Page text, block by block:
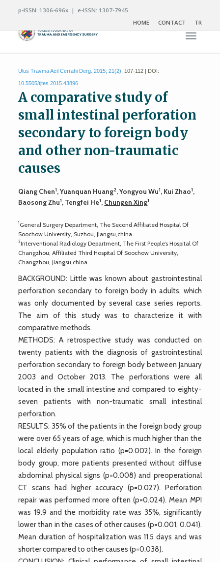
p-ISSN: 1306-696x | e-ISSN: 1307-7945
HOME
CONTACT TR
Toggle
Ulus Travma Acil Cerrahi Derg. 2015; 21(2): 107-112 | DOI:
10.5505/tjtes.2015.43896
A comparative study of
small intestinal perforation
secondary to foreign body
and other non-traumatic
causes
Qiang Chen1, Yuanquan Huang2, Yongyou Wu1, Kui Zhao1,
Baosong Zhu1, Tengfei He1, Chungen Xing1
1General Surgery Department, The Second Affiliated Hospital Of
Soochow University, Suzhou, Jiangsu,china
2Interventional Radiology Department, The First People’s Hospital Of
Changzhou, Affiliated Third Hospital Of Soochow University,
Changzhou, Jiangsu,china.
BACKGROUND: Little was known about gastrointestinal
perforation secondary to foreign body in adults, which
was only documented by several case series reports.
The aim of this study was to characterize it with
comparative methods.
METHODS: A retrospective study was conducted on
twenty patients with the diagnosis of gastrointestinal
perforation secondary to foreign body between January
2003 and October 2013. The perforations were all
located in the small intestine and compared to eighty-
seven patients with non-traumatic small intestinal
perforation.
RESULTS: 35% of the patients in the foreign body group
were over 65 years of age, which is much higher than the
local elderly population ratio (p=0.002). In the foreign
body group, more patients presented without diffuse
abdominal physical signs (p=0.008) and preoperational
CT scans had higher accuracy (p=0.027). Perforation
repair was performed more often (p=0.024). Mean MPI
was 19.9 and the morbidity rate was 35%, significantly
lower than in the cases of other causes (p=0.001, 0.041).
Mean duration of hospitalization was 11.5 days and was
shorter compared to other causes (p=0.038).